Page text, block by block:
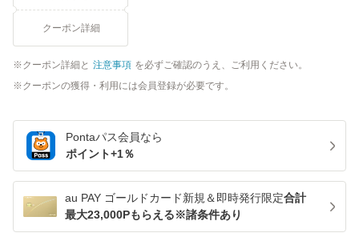
クーポン詳細
クーポン詳細と 注意事項 を必ずご確認のうえ、ご利用ください。
クーポンの獲得・利用には会員登録が必要です。
Pontaパス会員なら
ポイント+1％
au PAY ゴールドカード新規＆即時発行限定合計
最大23,000Pもらえる※諸条件あり